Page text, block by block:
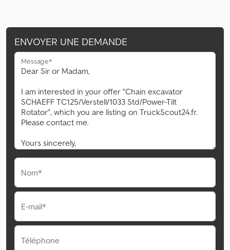
ENVOYER UNE DEMANDE
Message*
Nom*
E-mail*
Téléphone